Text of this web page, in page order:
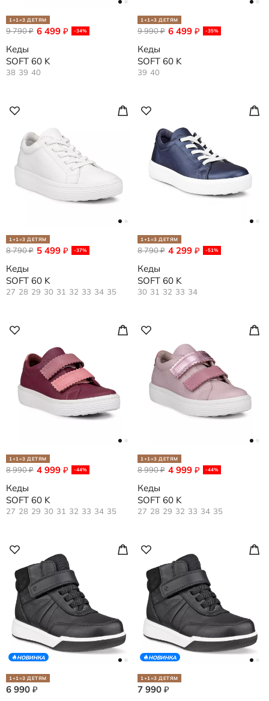
1+1=3 ДЕТЯМ
6 499 ₽ -34%
9 790₽
Кеды
SOFT 60 K
38 39 40
1+1=3 ДЕТЯМ
6 499 ₽ -35%
9 990₽
Кеды
SOFT 60 K
39 40
1+1=3 ДЕТЯМ
5 499 ₽ -37%
8 790₽
Кеды
SOFT 60 K
27 28 29 30 31 32 33 34 35
1+1=3 ДЕТЯМ
4 299 ₽ -51%
8 790₽
Кеды
SOFT 60 K
30 31 32 33 34
1+1=3 ДЕТЯМ
4 999 ₽ -44%
8 990₽
Кеды
SOFT 60 K
27 28 29 30 31 32 33 34 35
1+1=3 ДЕТЯМ
4 999 ₽ -44%
8 990₽
Кеды
SOFT 60 K
27 28 29 32 33 34 35
НОВИНКА
1+1=3 ДЕТЯМ
6 990 ₽
НОВИНКА
1+1=3 ДЕТЯМ
7 990 ₽